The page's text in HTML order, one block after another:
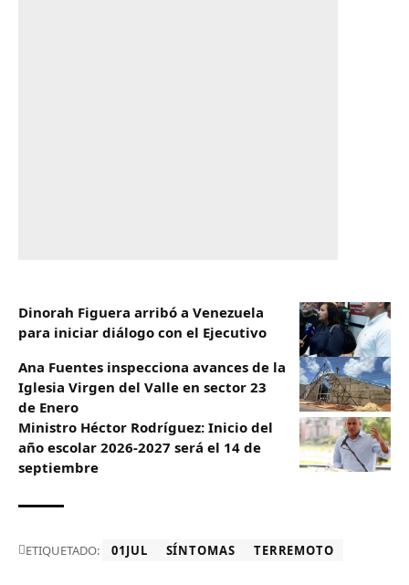
Dinorah Figuera arribó a Venezuela
para iniciar diálogo con el Ejecutivo
Ana Fuentes inspecciona avances de la
Iglesia Virgen del Valle en sector 23
de Enero
Ministro Héctor Rodríguez: Inicio del
año escolar 2026-2027 será el 14 de
septiembre
ETIQUETADO: 01JUL SÍNTOMAS TERREMOTO